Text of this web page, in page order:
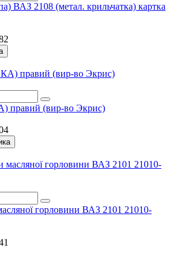
ВАЗ 2108 (метал. крильчатка) картка
правий (вир-во Экрис)
горловини ВАЗ 2101 21010-